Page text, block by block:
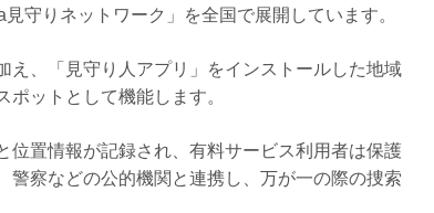
守りネットワーク」を全国で展開しています。
、「見守り人アプリ」をインストールした地域
ットとして機能します。
位置情報が記録され、有料サービス利用者は保護
察などの公的機関と連携し、万が一の際の捜索